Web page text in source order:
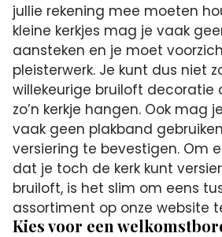
jullie rekening mee moeten
kleine kerkjes mag je vaak
aansteken en je moet
pleisterwerk. Je kunt dus niet
willekeurige bruiloft decoratie
zo’n kerkje hangen. Ook mag
vaak geen plakband
versiering te bevestigen. Om
dat je toch de kerk kunt
bruiloft, is het slim om eens
assortiment op onze website
Kies voor een